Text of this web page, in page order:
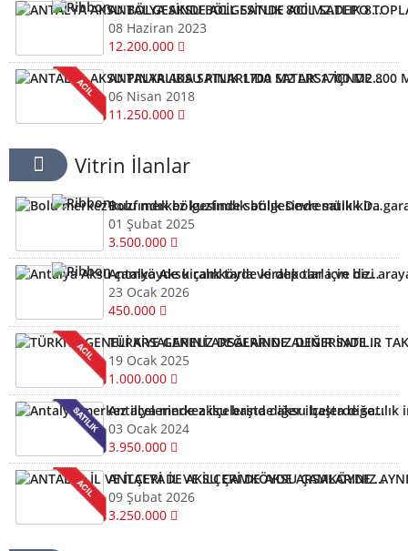
ANTALYA AKSU BÖLGESİNDE ACİL SATLIK 800 M2.DEPO TOPLAM ARSASI 1680 M2 ACİL KELEPİR
08 Haziran 2023
12.200.000
ANTALYA AKSU PINARLIDA SATLIK 1700 M2 ARSA İÇNDE 800 M2. DEPO ACİL KELEPİR FIRSAT
06 Nisan 2018
11.250.000
Vitrin İlanlar
Bolu merkez kuzfındık bölgesinde satılık Devremülk kira garantili
01 Şubat 2025
3.500.000
Antalya Aksu çamköyde kiralık tarla ve depolar için bizi arayabilirsiniz
23 Ocak 2026
450.000
TÜRKİYE GENELİ ARSALARINIZ DEĞERİNDE ALINIR SATILIR TAKAS EDİLİR ARAYIN YARDIMCI OLALIM
19 Ocak 2025
1.000.000
Antalya merkez ilçelerinde aksu başta diğer ilçelerde satılık imarlı müstail tapulu arsa
03 Ocak 2024
3.950.000
ANTALYA İL VE İLÇERİ DE AKSU ÇAMKÖYDE ARSALARINIZ AYNI GÜN NAKİTE ÇEVRİLİR
09 Şubat 2026
3.250.000